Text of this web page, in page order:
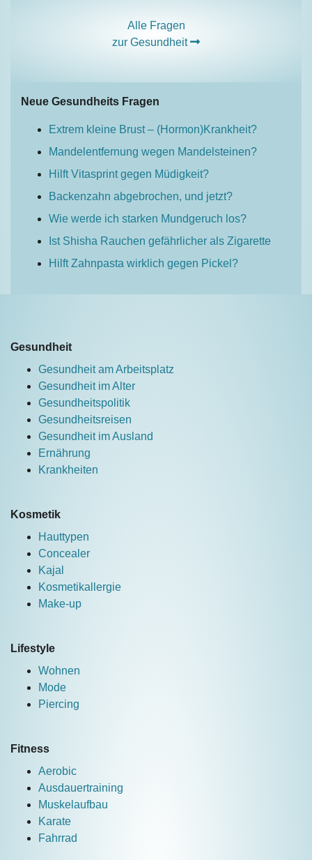
Neue Gesundheits Fragen
Extrem kleine Brust – (Hormon)Krankheit?
Mandelentfernung wegen Mandelsteinen?
Hilft Vitasprint gegen Müdigkeit?
Backenzahn abgebrochen, und jetzt?
Wie werde ich starken Mundgeruch los?
Ist Shisha Rauchen gefährlicher als Zigarette
Hilft Zahnpasta wirklich gegen Pickel?
Alle Fragen
zur Gesundheit
Gesundheit
Gesundheit am Arbeitsplatz
Gesundheit im Alter
Gesundheitspolitik
Gesundheitsreisen
Gesundheit im Ausland
Ernährung
Krankheiten
Kosmetik
Hauttypen
Concealer
Kajal
Kosmetikallergie
Make-up
Lifestyle
Wohnen
Mode
Piercing
Fitness
Aerobic
Ausdauertraining
Muskelaufbau
Karate
Fahrrad